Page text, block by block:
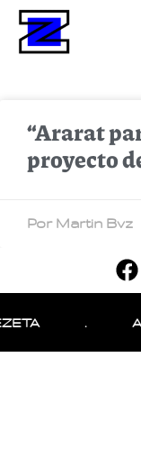
“Ararat
proyecto
Por Martin Bvz